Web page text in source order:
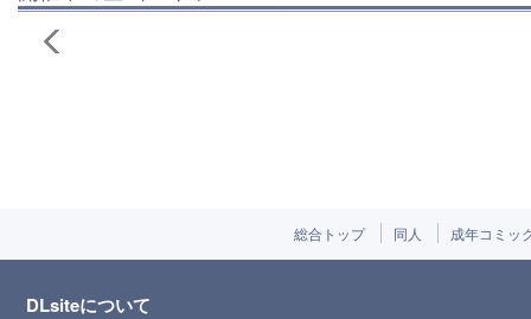
総合トップ 同人 成年コミッ
DLsiteについて